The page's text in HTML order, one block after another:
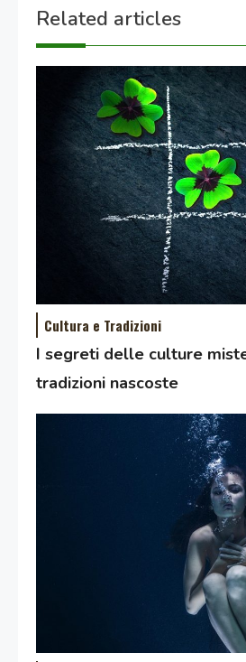
Related articles
Cultura e Tradizioni
I segreti delle culture
tradizioni nascoste